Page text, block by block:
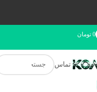
0 تومان
تماس